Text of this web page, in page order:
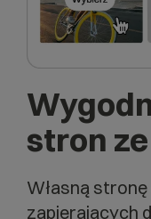
stron
Własną
zapierających